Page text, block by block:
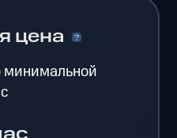
цена
минимальной